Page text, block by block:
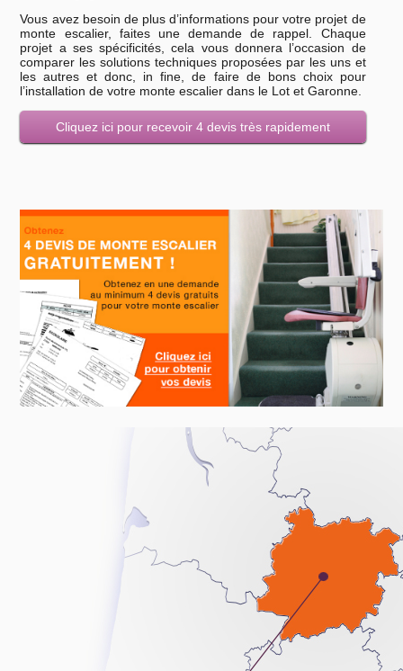
Vous avez besoin de plus d’informations pour votre projet de
monte escalier, faites une demande de rappel. Chaque
projet a ses spécificités, cela vous donnera l’occasion de
comparer les solutions techniques proposées par les uns et
les autres et donc, in fine, de faire de bons choix pour
l’installation de votre monte escalier dans le Lot et Garonne.
Cliquez ici pour recevoir 4 devis très rapidement